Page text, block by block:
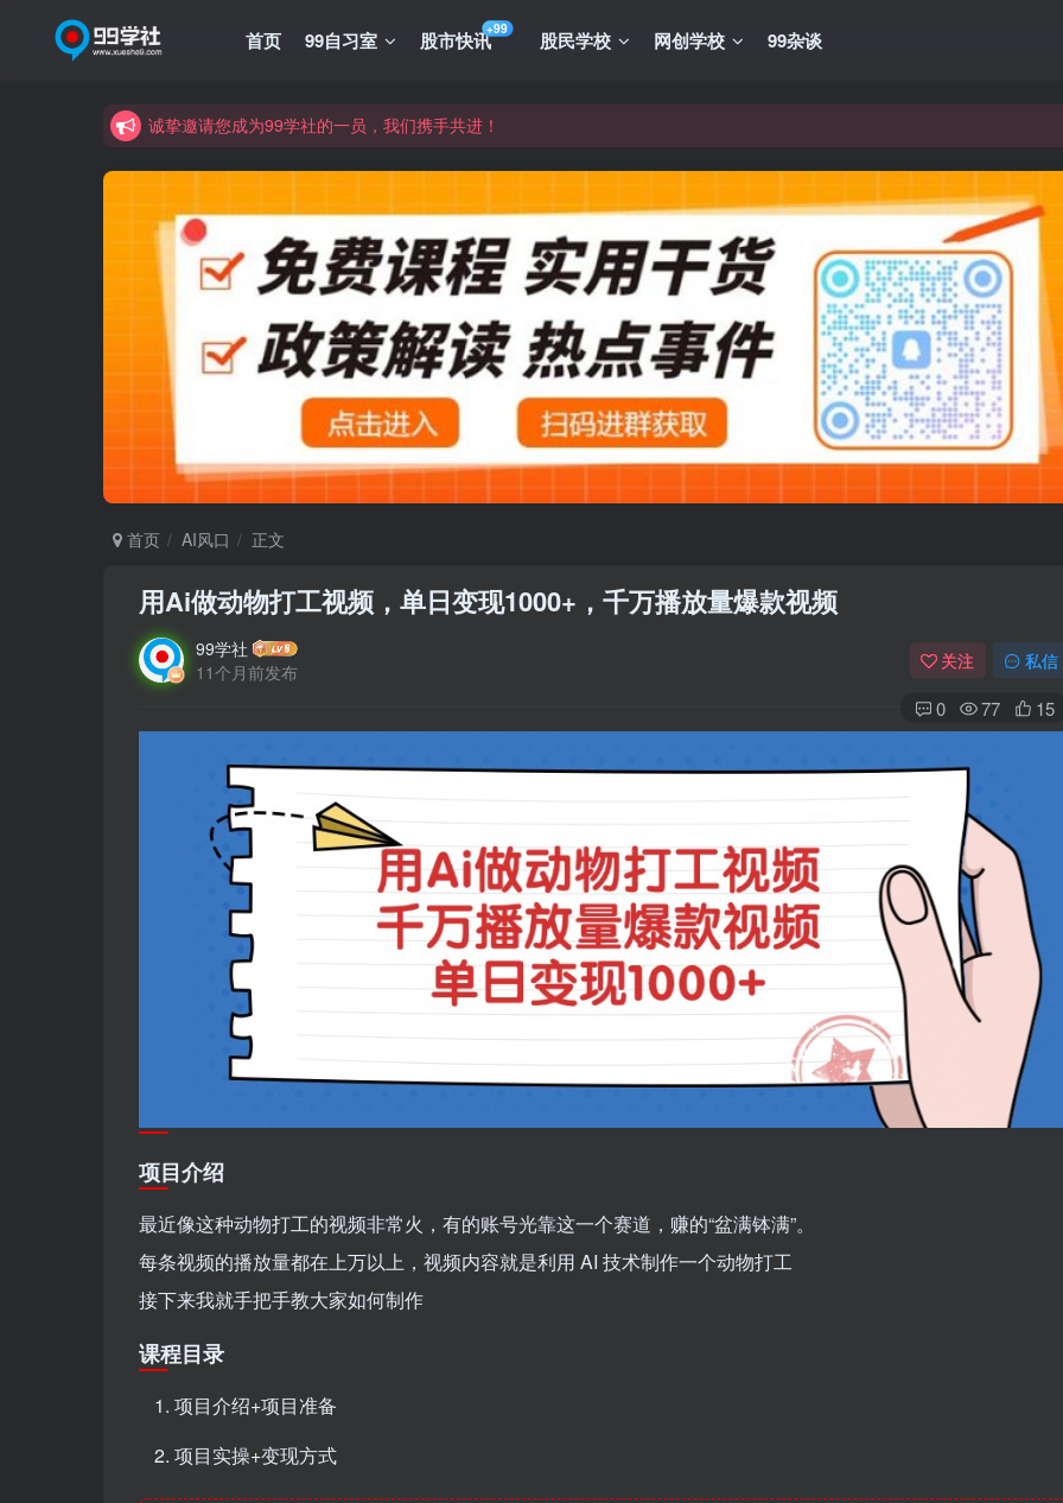
首页 99自习室 股市快讯+99 股民学校 网创学校 99杂谈
诚挚邀请您成为99学社的一员，我们携手共进！
诚挚邀请您成为99学社的一员，我们携手共进！
学习路上不孤独，99学社与你同行！分享全网优质VIP资源，炒股教程、创业教程、网络营销教程、自媒体短视频教程等，长
首页 AI风口 正文
用Ai做动物打工视频，单日变现1000+，千万播放量爆款视频
99学社
11个月前发布
关注 私信
0 77 15
项目介绍
最近像这种动物打工的视频非常火，有的账号光靠这一个赛道，赚的“盆满钵满”。
每条视频的播放量都在上万以上，视频内容就是利用 AI 技术制作一个动物打工
接下来我就手把手教大家如何制作
课程目录
项目介绍+项目准备
项目实操+变现方式